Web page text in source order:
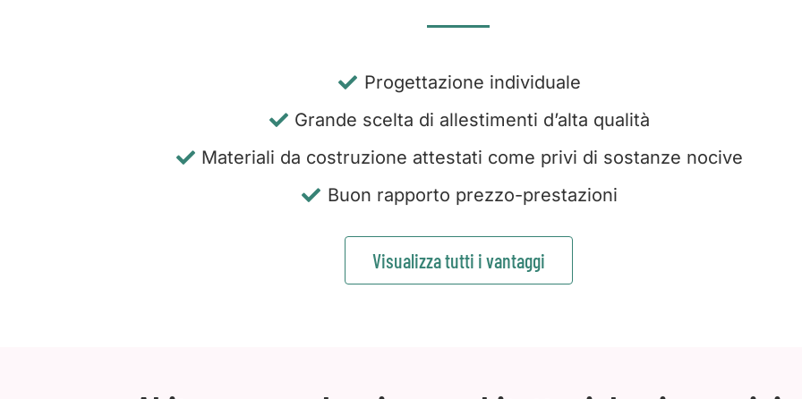
Progettazione individuale
Grande scelta di allestimenti d’alta qualità
Materiali da costruzione attestati come privi di sostanze nocive
Buon rapporto prezzo-prestazioni
Visualizza tutti i vantaggi